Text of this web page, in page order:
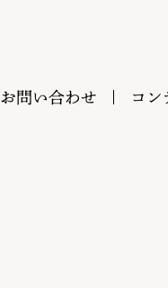
問い合わせ コン